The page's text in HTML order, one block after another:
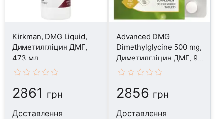
Kirkman, DMG Liquid,
Диметилгліцин ДМГ,
473 мл
2861 грн
Доставлення
Advanced DMG
Dimethylglycine 500 mg,
Диметилгліцин ДМГ, 90
таблеток
2856 грн
Доставлення